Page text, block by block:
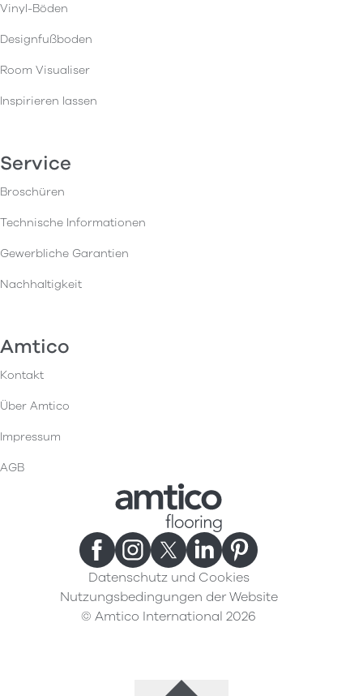
Vinyl-Böden
Designfußboden
Room Visualiser
Inspirieren lassen
Service
Broschüren
Technische Informationen
Gewerbliche Garantien
Nachhaltigkeit
Amtico
Kontakt
Über Amtico
Impressum
AGB
Datenschutz und Cookies
Nutzungsbedingungen der Website
© Amtico International 2026